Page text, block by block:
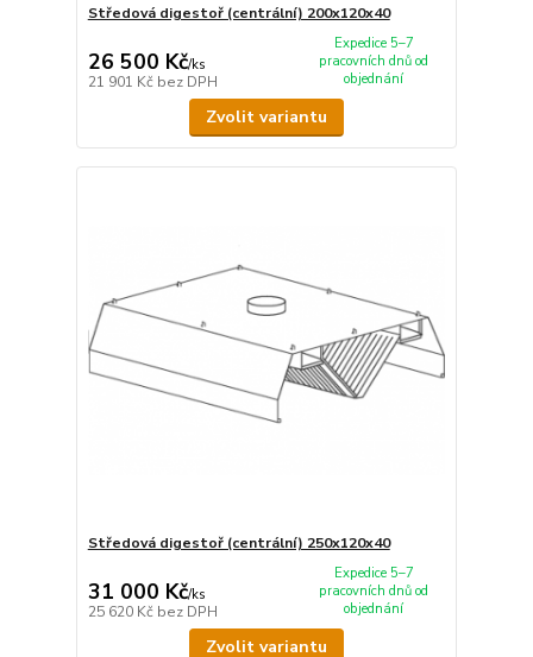
Středová digestoř (centrální) 200x120x40
26 500 Kč/ks
21 901 Kč bez DPH
Expedice 5–7
pracovních dnů od
objednání
Zvolit variantu
Středová digestoř (centrální) 250x120x40
31 000 Kč/ks
25 620 Kč bez DPH
Expedice 5–7
pracovních dnů od
objednání
Zvolit variantu